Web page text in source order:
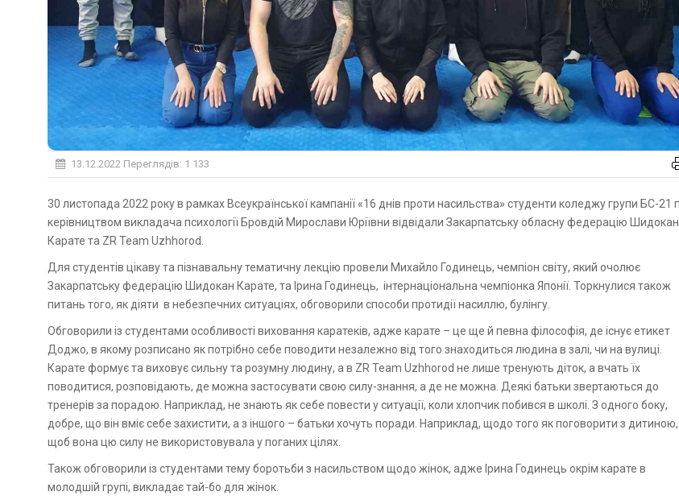
13.12.2022 Переглядів: 1 133
30 листопада 2022 року в рамках Всеукраїнської кампанії «16 днів проти насильства» студенти коледжу групи БС-21 під
керівництвом викладача психології Бровдій Мирослави Юріївни відвідали Закарпатську обласну федерацію Шидокан
Карате та ZR Team Uzhhorod.
Для студентів цікаву та пізнавальну тематичну лекцію провели Михайло Годинець, чемпіон світу, який очолює
Закарпатську федерацію Шидокан Карате, та Ірина Годинець, інтернаціональна чемпіонка Японії. Торкнулися також
питань того, як діяти в небезпечних ситуаціях, обговорили способи протидії насиллю, булінгу.
Обговорили із студентами особливості виховання каратеків, адже карате – це ще й певна філософія, де існує етикет
Доджо, в якому розписано як потрібно себе поводити незалежно від того знаходиться людина в залі, чи на вулиці.
Карате формує та виховує сильну та розумну людину, а в ZR Team Uzhhorod не лише тренують діток, а вчать їх
поводитися, розповідають, де можна застосувати свою силу-знання, а де не можна. Деякі батьки звертаються до
тренерів за порадою. Наприклад, не знають як себе повести у ситуації, коли хлопчик побився в школі. З одного боку,
добре, що він вміє себе захистити, а з іншого – батьки хочуть поради. Наприклад, щодо того як поговорити з дитиною,
щоб вона цю силу не використовувала у поганих цілях.
Також обговорили із студентами тему боротьби з насильством щодо жінок, адже Ірина Годинець окрім карате в
молодшій групі, викладає тай-бо для жінок.